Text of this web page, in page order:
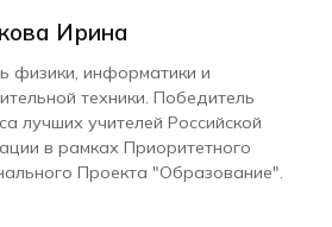
Ирина
физики, информатики и
техники. Победитель
лучших учителей Российской
в рамках Приоритетного
Проекта "Образование".